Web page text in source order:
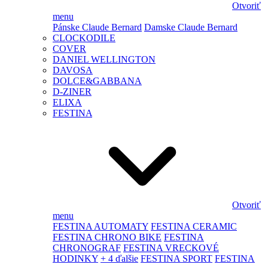
Otvoriť
menu
Pánske Claude Bernard Damske Claude Bernard
CLOCKODILE
COVER
DANIEL WELLINGTON
DAVOSA
DOLCE&GABBANA
D-ZINER
ELIXA
FESTINA
Otvoriť
menu
FESTINA AUTOMATY FESTINA CERAMIC
FESTINA CHRONO BIKE FESTINA
CHRONOGRAF FESTINA VRECKOVÉ
HODINKY + 4 ďalšie FESTINA SPORT FESTINA